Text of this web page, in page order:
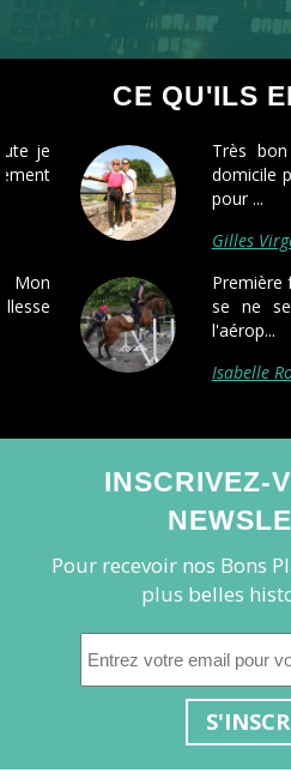
CE QU'ILS
Très bon
domicile pour
pour ...
Gilles Virgery - Avis
Première fois que
se ne sera pas
l'aérop...
Isabelle Rousselle-
INSCRIVEZ-
Pour recevoir nos Bons
plus belles